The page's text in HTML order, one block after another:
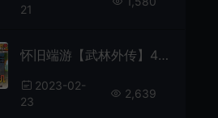
21
怀旧端游【武林外传】401小天位100级视频安装教程GM后台-会员 Je t’aime 分享底子
2023-02-
23
2,639